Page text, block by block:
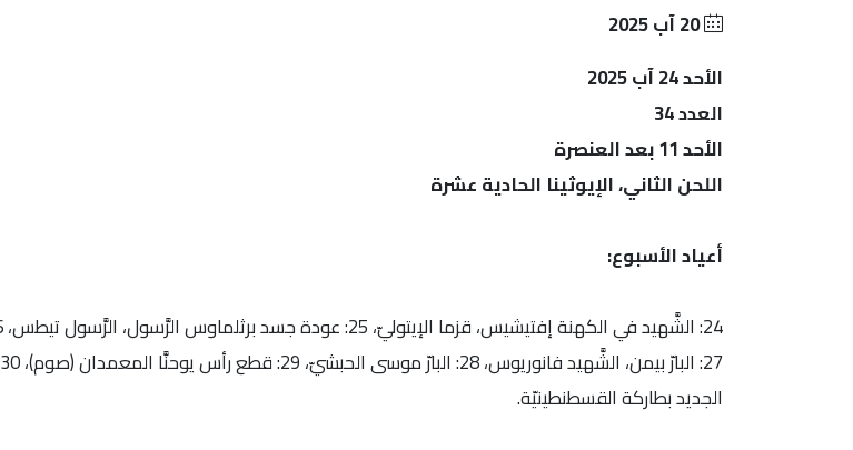
20 آب 2025
الأحد 24 آب 2025
العدد 34
الأحد 11 بعد العنصرة
اللحن الثاني، الإيوثينا الحادية عشرة
أعياد الأسبوع:
الجديد بطاركة القسطنطينيّة.